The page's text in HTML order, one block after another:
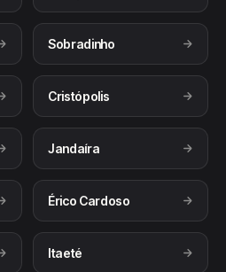
Sobradinho
Cristópolis
Jandaíra
Érico Cardoso
Itaeté